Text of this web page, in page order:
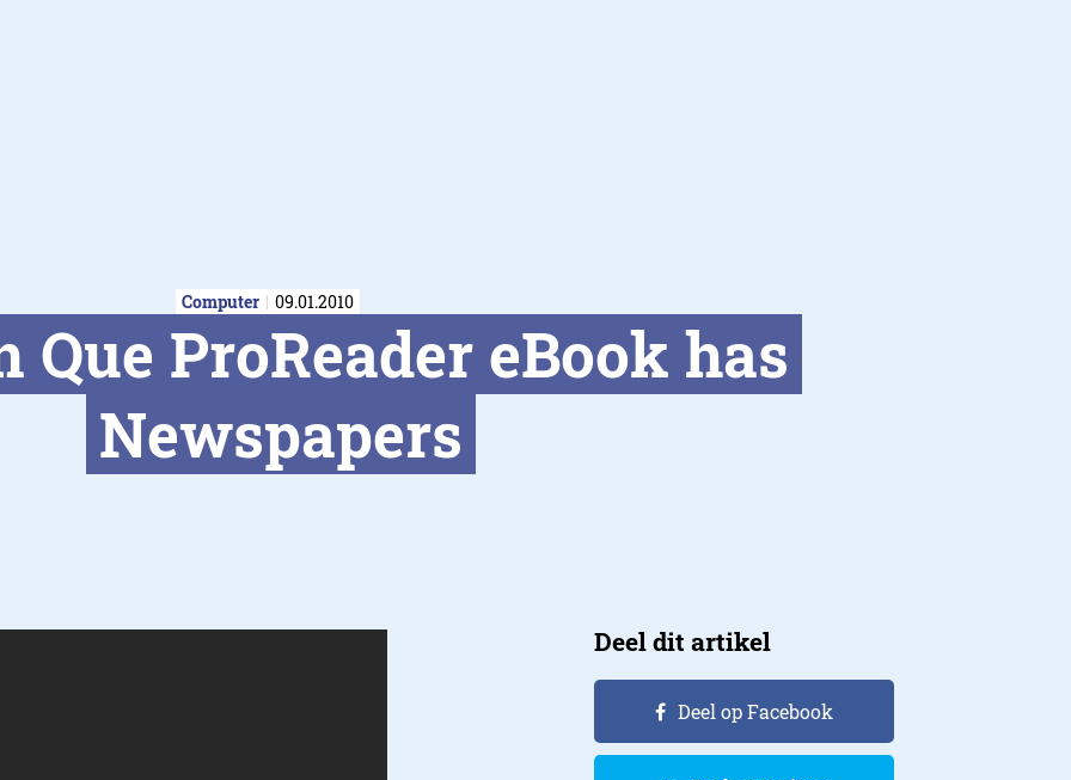
Computer 09.01.2010
ProReader eBook has
Newspapers
Deel dit artikel
Deel op Facebook